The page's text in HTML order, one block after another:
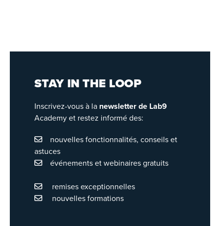
STAY IN THE LOOP
Inscrivez-vous à la newsletter de Lab9
Academy et restez informé des:
nouvelles fonctionnalités, conseils et
astuces
événements et webinaires gratuits
remises exceptionnelles
nouvelles formations